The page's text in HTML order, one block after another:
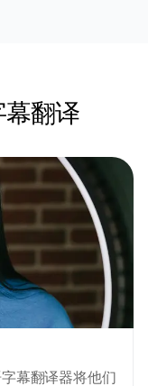
翻译
幕翻译器将他们